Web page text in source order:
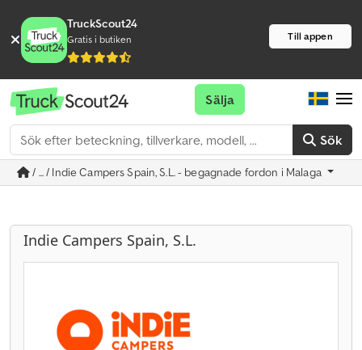
TruckScout24
Gratis i butiken Till appen
Sök
Sälja
/ ... / Indie Campers Spain, S.L. - begagnade fordon i Malaga
Indie Campers Spain, S.L.